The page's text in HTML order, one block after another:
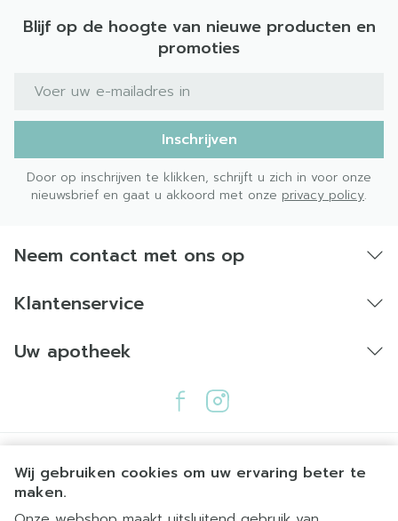
Wij gebruiken cookies om uw ervaring beter te
maken.
Blijf op de hoogte van nieuwe producten en
promoties
E-mail adres
Inschrijven
Door op inschrijven te klikken, schrijft u zich in voor onze
nieuwsbrief en gaat u akkoord met onze privacy policy.
Neem contact met ons op
Klantenservice
Uw apotheek